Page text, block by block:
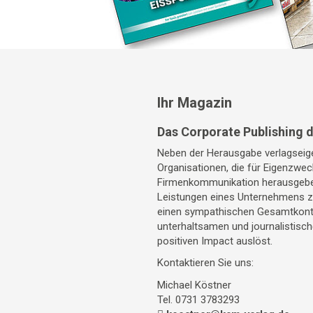
Ihr Magazin
Das Corporate Publishing
Neben der Herausgabe
Organisationen, die für
Firmenkommunikation
Leistungen eines Unternehmens
einen sympathischen
unterhaltsamen und
positiven Impact auslöst.
Kontaktieren Sie uns:
Michael Köstner
Tel. 0731 3783293